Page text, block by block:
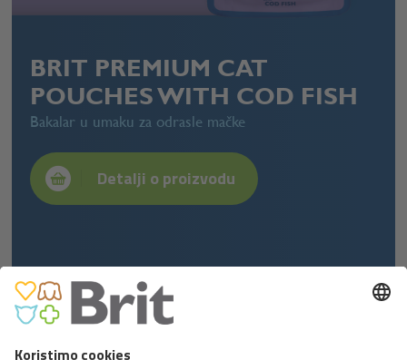
BRIT PREMIUM CAT
POUCHES WITH COD FISH
Bakalar u umaku za odrasle mačke
Detalji o proizvodu